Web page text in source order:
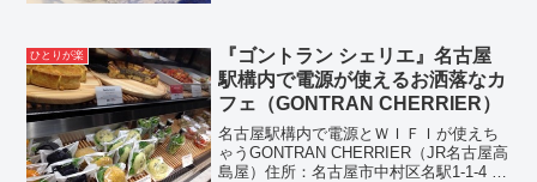
こしだけ国際センターに向かったほうで
すね。徒歩4...
ひとりが楽
『ゴントラン シェリエ』名古屋
駅構内で電源が使えるお洒落なカ
フェ（GONTRAN CHERRIER）
名古屋駅構内で電源とＷＩＦＩが使えち
ゃうGONTRAN CHERRIER（JR名古屋高
島屋）住所：名古屋市中村区名駅1-1-4 ジ